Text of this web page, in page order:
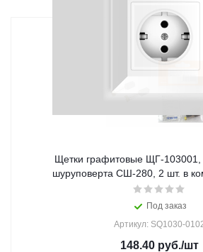
Щетки графитовые ЩГ-103001,
шуруповерта СШ-280, 2 шт. в
Под заказ
Артикул: SQ1030-
148.40руб./шт